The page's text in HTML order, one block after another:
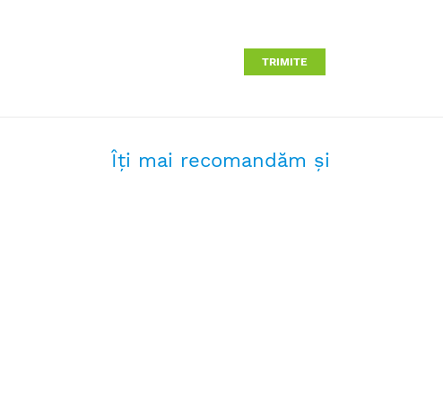
TRIMITE
Îţi mai recomandăm şi